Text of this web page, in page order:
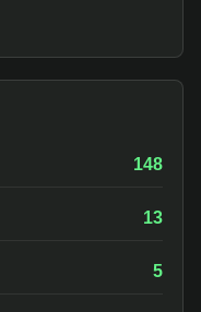
148
13
5